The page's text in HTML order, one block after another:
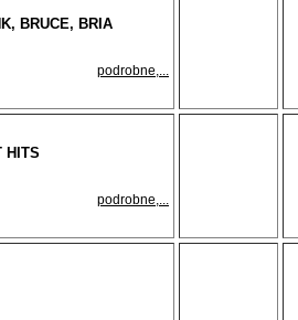
BRUCE, BRIA
podrobne,...
HITS
podrobne,...